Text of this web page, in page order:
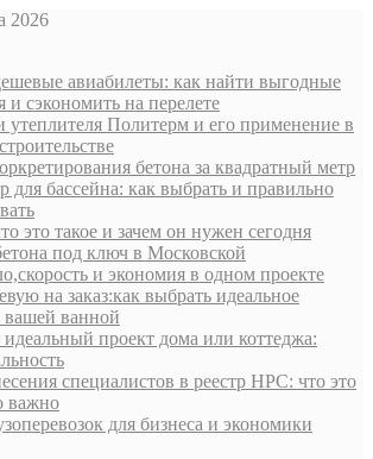
2026
авиабилеты: как найти выгодные
и сэкономить на перелете
утеплителя Политерм и его применение в
бетона за квадратный метр
для бассейна: как выбрать и правильно
это такое и зачем он нужен сегодня
под ключ в Московской
и экономия в одном проекте
на заказ:как выбрать идеальное
вашей ванной
проект дома или коттеджа:
специалистов в реестр НРС: что это
важно
для бизнеса и экономики